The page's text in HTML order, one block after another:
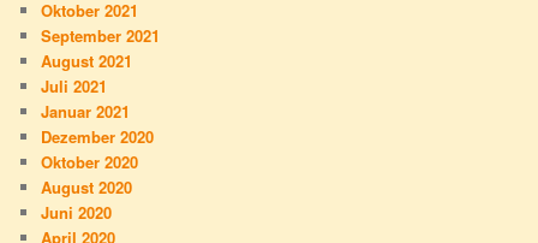
Oktober 2021
September 2021
August 2021
Juli 2021
Januar 2021
Dezember 2020
Oktober 2020
August 2020
Juni 2020
April 2020